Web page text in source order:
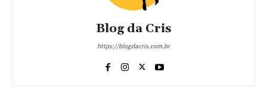
Blog da Cris
https://blogdacris.com.br